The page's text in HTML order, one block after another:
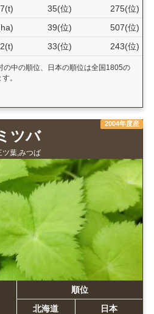
35(位)
275(位)
39(位)
507(位)
33(位) 243(位)
中の順位、日本の順位は全国1805の
。
2004年度産
ツバ
ツ葉,みつば
順位
北海道
日本